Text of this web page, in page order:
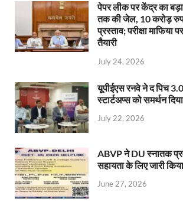
पेपर लीक पर केंद्र का
तक की जेल, 10 करोड़
प्रस्ताव; परीक्षा
तैयारी
July 24, 2026
यूपीईएस रनवे ने द पिच
स्टार्टअप्स को समर्थन दिया
July 22, 2026
ABVP ने DU स्नातक
सहायता के लिए जारी
June 27, 2026